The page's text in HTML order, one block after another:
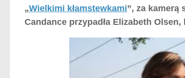
„Wielkimi kłamstewkami”, za kamerą
Candance przypadła Elizabeth